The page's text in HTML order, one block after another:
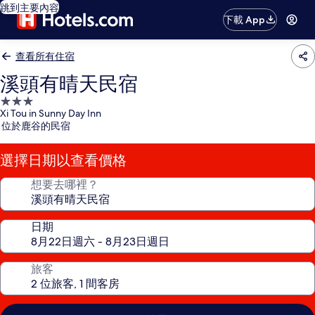
跳到主要內容
下載 App
查看所有住宿
溪頭有晴天民宿
3.0
星
級
住
宿
Xi Tou in Sunny Day Inn
位於鹿谷的民宿
選擇日期以查看價格
想要去哪裡？
日期
旅客